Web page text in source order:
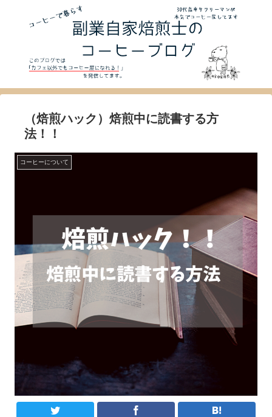
（焙煎ハック）焙煎中に読書する方
法！！
コーヒーについて